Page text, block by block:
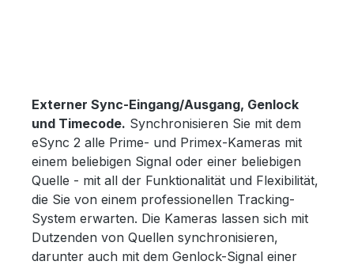
Externer Sync-Eingang/Ausgang, Genlock
und Timecode. Synchronisieren Sie mit dem
eSync 2 alle Prime- und Primex-Kameras mit
einem beliebigen Signal oder einer beliebigen
Quelle - mit all der Funktionalität und Flexibilität,
die Sie von einem professionellen Tracking-
System erwarten. Die Kameras lassen sich mit
Dutzenden von Quellen synchronisieren,
darunter auch mit dem Genlock-Signal einer